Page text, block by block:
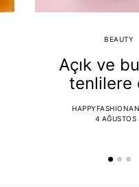
BEAUTY
Açık ve
tenlilere
4